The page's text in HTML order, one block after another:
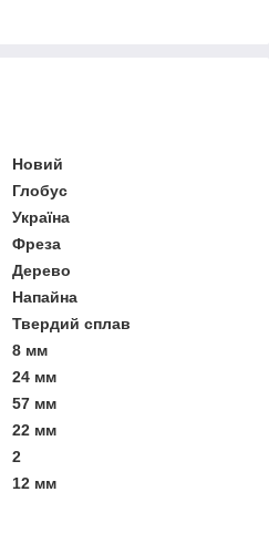
Новий
Глобус
Україна
Фреза
Дерево
Напайна
Твердий сплав
8 мм
24 мм
57 мм
22 мм
2
12 мм